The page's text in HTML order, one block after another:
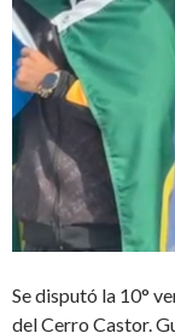
Se disputó la 10°
del Cerro Castor.